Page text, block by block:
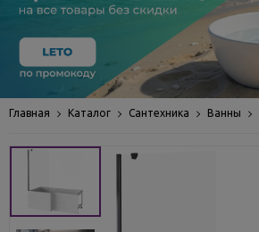
Главная Каталог Сантехника Ванны